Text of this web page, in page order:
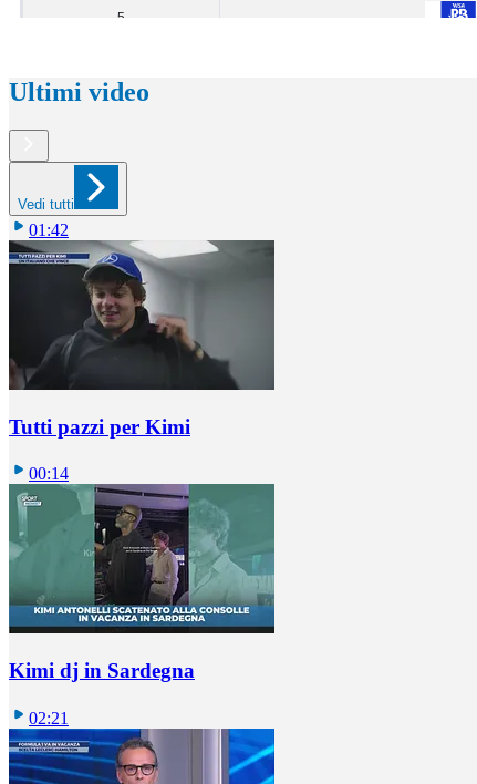
Ultimi video
Vedi tutti
01:42
Tutti pazzi per Kimi
00:14
Kimi dj in Sardegna
02:21